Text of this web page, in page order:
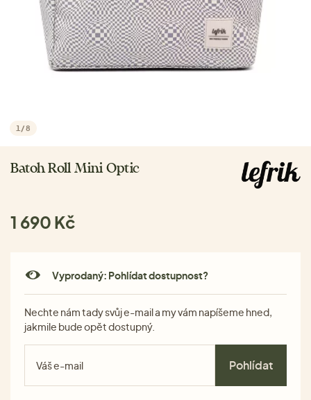
1 /8
Batoh Roll Mini Optic
1 690 Kč
Vyprodaný: Pohlídat dostupnost?
Nechte nám tady svůj e-mail a my vám napíšeme hned,
jakmile bude opět dostupný.
Pohlídat